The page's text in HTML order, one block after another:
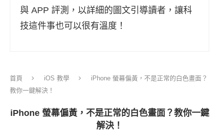
與 APP 評測，以詳細的圖文引導讀者，讓科
技這件事也可以很有溫度！
首頁 iOS 教學
iPhone 螢幕偏黃，不是正常的白色畫面？
教你一鍵解決！
iPhone 螢幕偏黃，不是正常的白色畫面？教你一鍵
解決！